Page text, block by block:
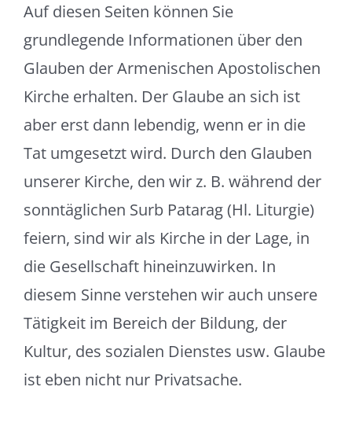
Auf diesen Seiten können Sie
grundlegende Informationen über den
Glauben der Armenischen Apostolischen
Kirche erhalten. Der Glaube an sich ist
aber erst dann lebendig, wenn er in die
Tat umgesetzt wird. Durch den Glauben
unserer Kirche, den wir z. B. während der
sonntäglichen Surb Patarag (Hl. Liturgie)
feiern, sind wir als Kirche in der Lage, in
die Gesellschaft hineinzuwirken. In
diesem Sinne verstehen wir auch unsere
Tätigkeit im Bereich der Bildung, der
Kultur, des sozialen Dienstes usw. Glaube
ist eben nicht nur Privatsache.